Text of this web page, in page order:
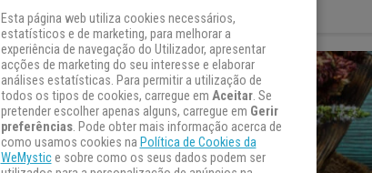
Esta página web utiliza cookies necessários,
estatísticos e de marketing, para melhorar a
experiência de navegação do Utilizador, apresentar
acções de marketing do seu interesse e elaborar
análises estatísticas. Para permitir a utilização de
todos os tipos de cookies, carregue em Aceitar. Se
pretender escolher apenas alguns, carregue em Gerir
preferências. Pode obter mais informação acerca de
como usamos cookies na Política de Cookies da
WeMystice sobre como os seus dados podem ser